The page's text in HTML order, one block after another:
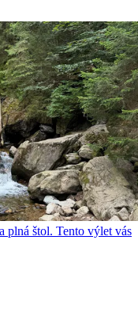
plná štol. Tento výlet vás